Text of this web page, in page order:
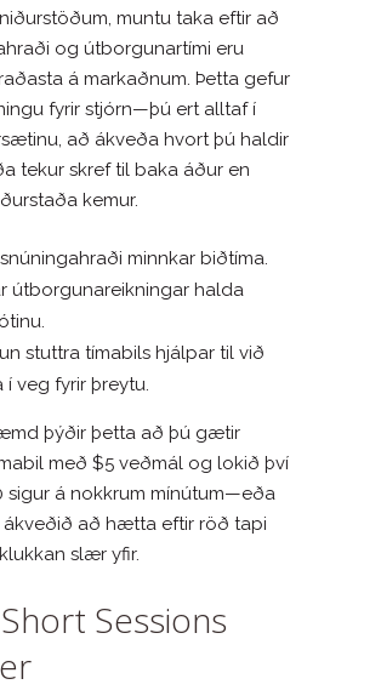
muntu taka eftir að
og útborgunartími eru
á markaðnum. Þetta gefur
fyrir stjórn—þú ert alltaf í
að ákveða hvort þú haldir
tekur skref til baka áður en
kemur.
minnkar biðtíma.
útborgunareikningar halda
stuttra tímabils hjálpar til við
í veg fyrir þreytu.
þýðir þetta að þú gætir
með $5 veðmál og lokið því
sigur á nokkrum mínútum—eða
að hætta eftir röð tapi
slær yfir.
Sessions